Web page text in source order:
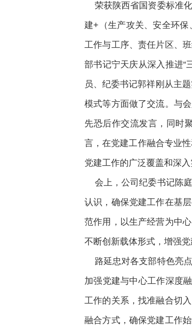
荣获陕西省国资委标准
建+（生产攻关、安全环
工作与工序、责任片区、
部书记宁天庆从深入推进“
员、纪委书记郭祥刚从主
模式等方面做了交流。与
先恐后作交流发言，同时
言，在党建工作融合专业
党建工作的广泛覆盖和深入
会上，公司纪委书记陈
认识，确保党建工作在基
范作用，以生产经营为中
不断创新载体形式，增强
路延忠对各支部特色亮点
加强党建与中心工作深度
工作的关系，找准融合切
融合方式，确保党建工作